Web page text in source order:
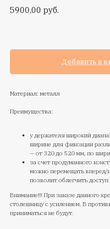
5900,00 руб.
Добавить в
Материал: металл
Преимущества:
у держателя широкий
ширине для фиксации
— от 320 до 520 мм, по
за счет продуманного
можно перемещать вперед/
позволит облегчить
Внимание!!! При заказе данного
столешницу с усилением. В
приниматься не будут.